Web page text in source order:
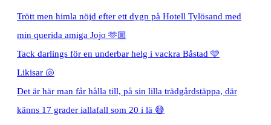
Trött men himla nöjd efter ett dygn på Hotell Tylösand med
min querida amiga Jojo 🫶🏼
Tack darlings för en underbar helg i vackra Båstad 🩵
Likisar 🐚
Det är här man får hålla till, på sin lilla trädgårdstäppa, där
känns 17 grader iallafall som 20 i lä 😅